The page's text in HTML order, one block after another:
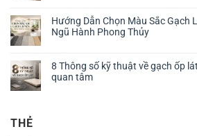
Hướng Dẫn Chọn Màu Sắc Gạch
Ngũ Hành Phong Thủy
8 Thông số kỹ thuật về gạch ốp
quan tâm
THẺ